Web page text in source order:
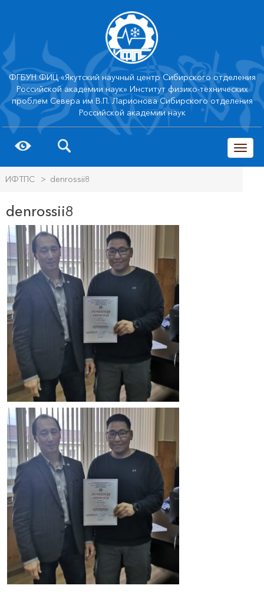
ФГБУН ФИЦ «Якутский научный центр Сибирского отделения
Российской академии наук» Институт физико-технических
проблем Севера им В.П. Ларионова Сибирского отделения
Российской академии наук
trk
ИФТПС > denrossii8
denrossii8